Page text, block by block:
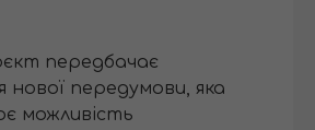
передбачає
нової передумови, яка
можливість